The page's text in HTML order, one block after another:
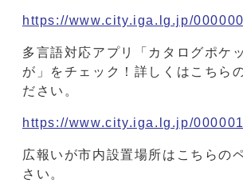
https://www.city.iga.lg.jp/
多言語対応アプリ「カタログポケ
が」をチェック！詳しくはこちら
ださい。
https://www.city.iga.lg.jp/
広報いが市内設置場所はこちらの
さい。